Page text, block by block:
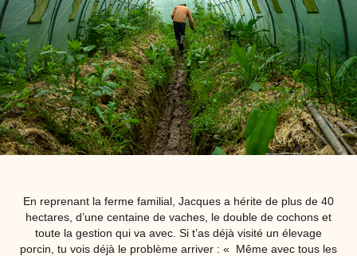
En reprenant la ferme familial, Jacques a hérite de plus de 40
hectares, d’une centaine de vaches, le double de cochons et
toute la gestion qui va avec. Si t’as déjà visité un élevage
porcin, tu vois déjà le problème arriver : « Même avec tous les